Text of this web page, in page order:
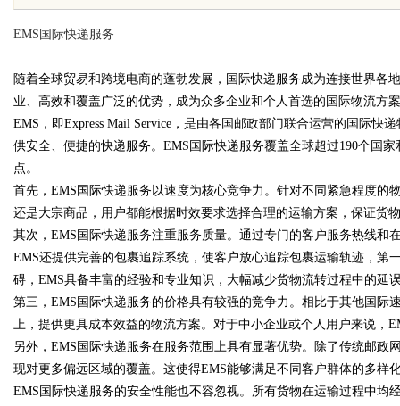
uz
!
EMS国际快递服务
随着全球贸易和跨境电商的蓬勃发展，国际快递服务成为连接世界各
业、高效和覆盖广泛的优势，成为众多企业和个人首选的国际物流方
EMS，即Express Mail Service，是由各国邮政部门联合运营的国际快
供安全、便捷的快递服务。EMS国际快递服务覆盖全球超过190个国
点。
首先，EMS国际快递服务以速度为核心竞争力。针对不同紧急程度的
还是大宗商品，用户都能根据时效要求选择合理的运输方案，保证货
其次，EMS国际快递服务注重服务质量。通过专门的客户服务热线
EMS还提供完善的包裹追踪系统，使客户放心追踪包裹运输轨迹，
碍，EMS具备丰富的经验和专业知识，大幅减少货物流转过程中的延
第三，EMS国际快递服务的价格具有较强的竞争力。相比于其他国际
上，提供更具成本效益的物流方案。对于中小企业或个人用户来说，
另外，EMS国际快递服务在服务范围上具有显著优势。除了传统邮
现对更多偏远区域的覆盖。这使得EMS能够满足不同客户群体的多
EMS国际快递服务的安全性能也不容忽视。所有货物在运输过程中
实验室，标准化研
势，助力企业高效招标采购